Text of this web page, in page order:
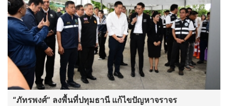
“ภัทรพงศ์” ลงพื้นที่ปทุมธานี แก้ไขปัญหาจราจร